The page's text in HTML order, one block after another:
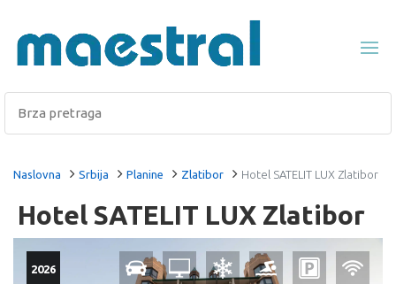
Naslovna Srbija Planine Zlatibor Hotel SATELIT LUX Zlatibor
Hotel SATELIT LUX Zlatibor
2026